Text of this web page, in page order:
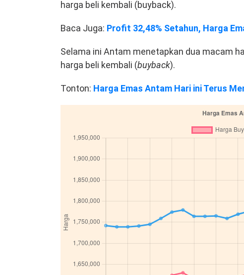
harga beli kembali (buyback).
Baca Juga: Profit 32,48% Setahun, Harga
Selama ini Antam menetapkan dua macam
harga beli kembali (buyback).
Tonton: Harga Emas Antam Hari ini Terus